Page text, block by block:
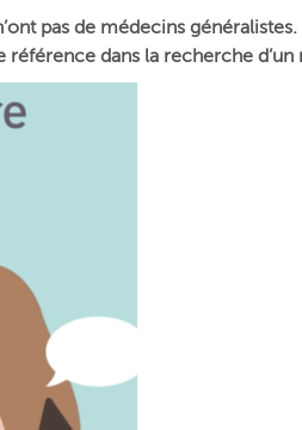
pas de médecins
dans la recherche